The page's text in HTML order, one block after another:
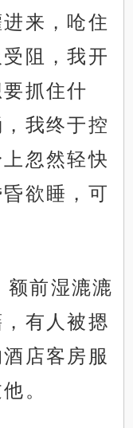
来，呛住
阻，我开
抓住什
我终于控
忽然轻快
欲睡，可
额前湿漉漉
有人被摁
店客房服
。